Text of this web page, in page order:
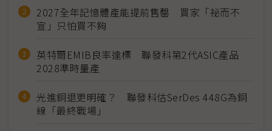
2027全年記憶體產能提前售罄 買家「祕而不
宣」只怕買不夠
英特爾EMIB良率達標 聯發科第2代ASIC產品
2028準時量產
光進銅退更明確？ 聯發科估SerDes 448G為銅
線「最終戰場」